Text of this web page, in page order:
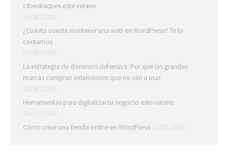
ciberataques este verano
05/08/2026
¿Cuánto cuesta mantener una web en WordPress? Te lo
contamos
04/08/2026
La estrategia de dominios defensiva: Por qué las grandes
marcas compran extensiones que no van a usar
03/08/2026
Herramientas para digitalizar tu negocio este verano
24/07/2026
Cómo crear una tienda online en WordPress 21/07/2026